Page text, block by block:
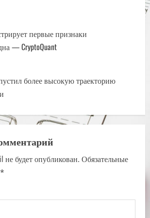
первые признаки
— CryptoQuant
более высокую траекторию
будет опубликован. Обязательные
*